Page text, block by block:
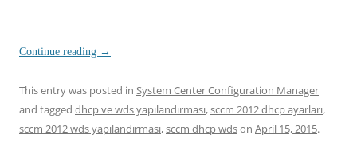
Continue reading →
This entry was posted in System Center Configuration Manager
and tagged dhcp ve wds yapılandırması,sccm 2012 dhcp ayarları,
sccm 2012 wds yapılandırması,sccm dhcp wdson April 15, 2015.